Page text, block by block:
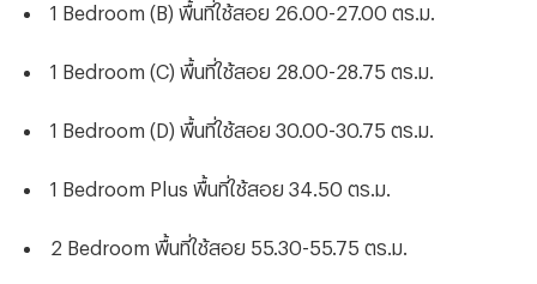
1 Bedroom (B) พื้นที่ใช้สอย 26.00-27.00 ตร.ม.
1 Bedroom (C) พื้นที่ใช้สอย 28.00-28.75 ตร.ม.
1 Bedroom (D) พื้นที่ใช้สอย 30.00-30.75 ตร.ม.
1 Bedroom Plus พื้นที่ใช้สอย 34.50 ตร.ม.
2 Bedroom พื้นที่ใช้สอย 55.30-55.75 ตร.ม.